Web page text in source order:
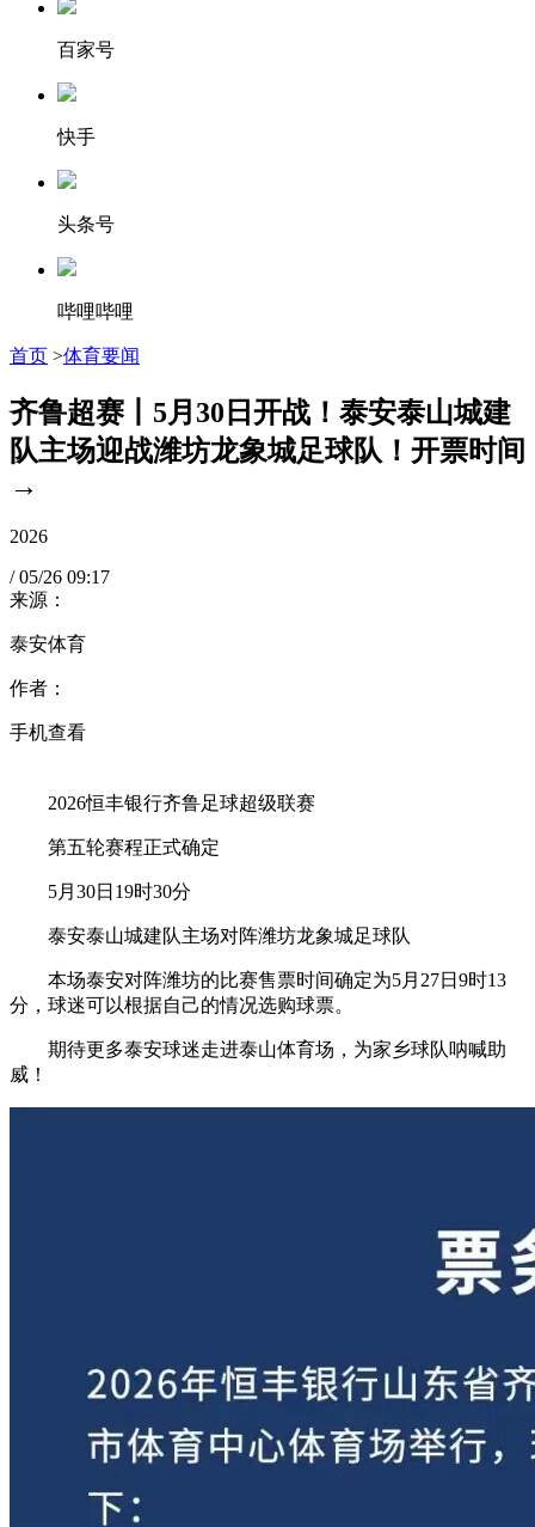
百家号
快手
头条号
哔哩哔哩
首页 >体育要闻
齐鲁超赛丨5月30日开战！泰安泰山城建
队主场迎战潍坊龙象城足球队！开票时间
→
2026
/ 05/26 09:17
来源：
泰安体育
作者：
手机查看
2026恒丰银行齐鲁足球超级联赛
第五轮赛程正式确定
5月30日19时30分
泰安泰山城建队主场对阵潍坊龙象城足球队
本场泰安对阵潍坊的比赛售票时间确定为5月27日9时13
分，球迷可以根据自己的情况选购球票。
期待更多泰安球迷走进泰山体育场，为家乡球队呐喊助
威！